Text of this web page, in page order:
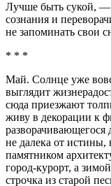
Лучше быть сукой, —
сознания и
не запоминать свои
* * *
Май. Солнце уже
выглядит
сюда приезжают
живу в декорации к
не далека от истины,
памятником
город-курорт, а
строчка из старой